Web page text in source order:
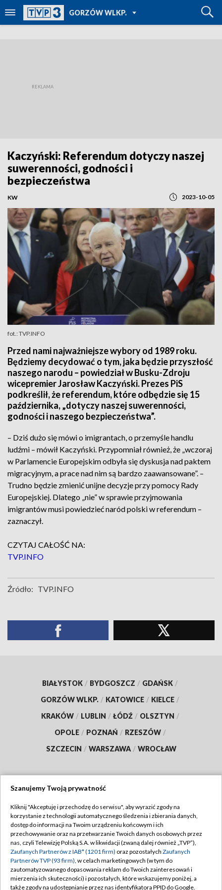
GORZÓW WLKP.
TVP REGIONY
Kaczyński: Referendum dotyczy naszej
suwerenności, godności i
bezpieczeństwa
KW 2023-10-05
fot.: TVP.INFO
Przed nami najważniejsze wybory od 1989 roku.
Będziemy decydować o tym, jaka będzie przyszłość
naszego narodu – powiedział w Busku-Zdroju
wicepremier Jarosław Kaczyński. Prezes PiS
podkreślił, że referendum, które odbędzie się 15
października, „dotyczy naszej suwerenności,
godności i naszego bezpieczeństwa”.
– Dziś dużo się mówi o imigrantach, o przemyśle handlu
ludźmi – mówił Kaczyński. Przypomniał również, że „wczoraj
w Parlamencie Europejskim odbyła się dyskusja nad paktem
migracyjnym, a prace nad nim są bardzo zaawansowane”. –
Trudno będzie zmienić unijne decyzje przy pomocy Rady
Europejskiej. Dlatego „nie” w sprawie przyjmowania
imigrantów musi powiedzieć naród polski w referendum –
zaznaczył.
CZYTAJ CAŁOŚĆ NA:
TVP.INFO
Źródło: TVP.INFO
BIAŁYSTOK / BYDGOSZCZ / GDAŃSK /
GORZÓW WLKP. / KATOWICE / KIELCE /
KRAKÓW / LUBLIN / ŁÓDŹ / OLSZTYN /
OPOLE / POZNAŃ / RZESZÓW /
SZCZECIN / WARSZAWA / WROCŁAW
TVP
Abonament TVP
Emisja w TVP
Centrum informacji TVP
Naziemna Telewizja Cyfrowa
Regulamin TVP
Polityka prywatności
Moje zgody
Pomoc
Szanujemy Twoją prywatność
Kliknij "Akceptuję i przechodzę do serwisu", aby wyrazić zgody na
korzystanie z technologii automatycznego śledzenia i zbierania danych,
dostęp do informacji na Twoim urządzeniu końcowym i ich
przechowywanie oraz na przetwarzanie Twoich danych osobowych przez
nas, czyli Telewizję Polską S.A. w likwidacji (zwaną dalej również „TVP”),
Zaufanych Partnerów z IAB* (1201 firm) oraz pozostałych Zaufanych
Partnerów TVP (93 firm), w celach marketingowych (w tym do
zautomatyzowanego dopasowania reklam do Twoich zainteresowań i
mierzenia ich skuteczności) i pozostałych, które wskazujemy poniżej, a
także zgody na udostępnianie przez nas identyfikatora PPID do Google.